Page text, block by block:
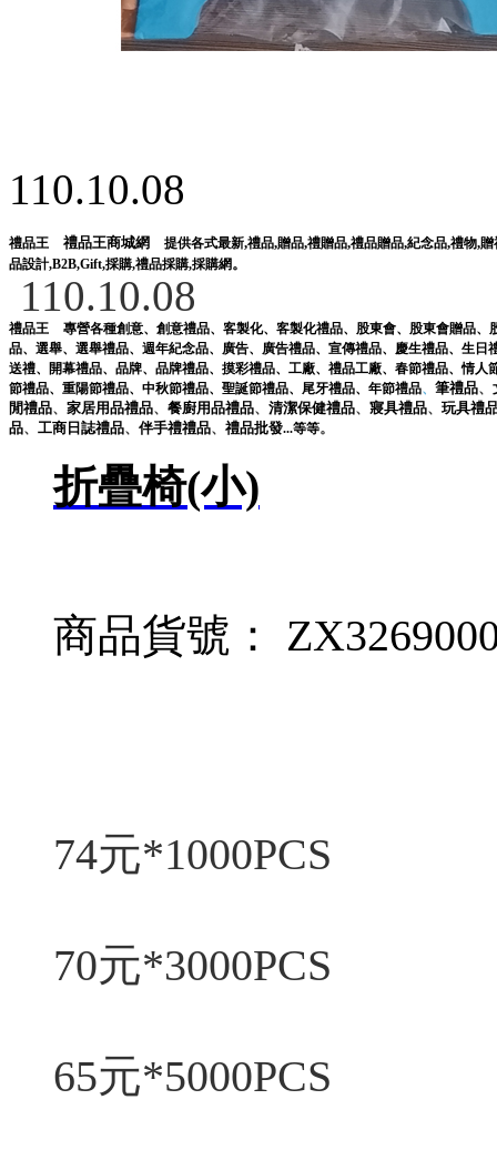
110.10.08
禮品王 禮品王商城網 提供各式最新,禮品,贈品,禮贈品,禮品贈品,紀念品,禮物,贈
品設計,B2B,Gift,採購,禮品採購,採購網。
110.10.08
禮品王 專營各種創意、 創意禮品、 客製化、 客製化禮品、 股東會、 股東會贈品、
品、 選舉、 選舉禮品、 週年紀念品、 廣告、 廣告禮品、 宣傳禮品、 慶生禮品、 生日
送禮、 開幕禮品、 品牌、 品牌禮品、 摸彩禮品、 工廠、 禮品工廠、 春節禮品、情人
節禮品、 重陽節禮品、 中秋節禮品、 聖誕節禮品、 尾牙禮品、 年節禮品、 筆禮品、
閒禮品、 家居用品禮品、 餐廚用品禮品、 清潔保健禮品、 寢具禮品、 玩具禮
品、 工商日誌禮品、 伴手禮禮品、 禮品批發...等等。
折疊椅(小)
商品貨號：
74元*1000PCS
70元*3000PCS
65元*5000PCS